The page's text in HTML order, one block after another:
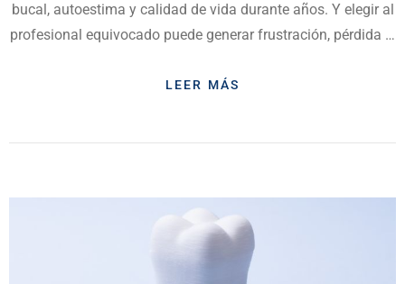
bucal, autoestima y calidad de vida durante años. Y elegir al
profesional equivocado puede generar frustración, pérdida …
LEER MÁS